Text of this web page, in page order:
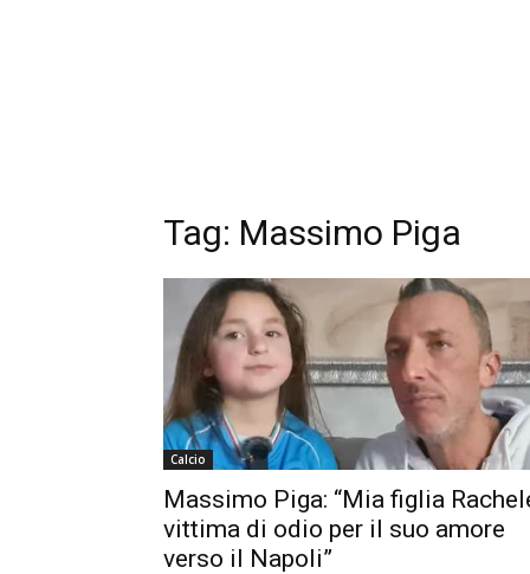
Tag: Massimo Piga
Calcio
Massimo Piga: “Mia figlia
vittima di odio per il suo amore
verso il Napoli”